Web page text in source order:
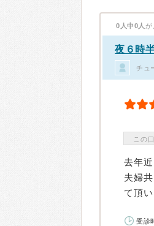
0人中0人 が
夜６時
チュ
この
去年
夫婦
て頂
受診